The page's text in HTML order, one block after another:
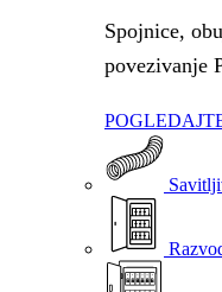
Spojnice,
povezivanje